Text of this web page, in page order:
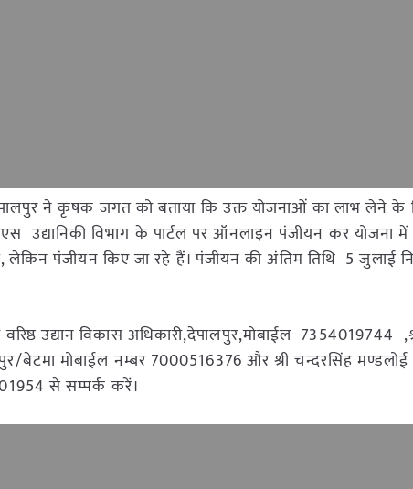
ने कृषक जगत को बताया कि उक्त योजनाओं का लाभ लेने के
उद्यानिकी विभाग के पार्टल पर ऑनलाइन पंजीयन कर योजना
पंजीयन किए जा रहे हैं। पंजीयन की अंतिम तिथि 5 जुलाई
उद्यान विकास अधिकारी,देपालपुर,मोबाईल 7354019744
बेटमा मोबाईल नम्बर 7000516376 और श्री चन्दरसिंह मण्डलोई
से सम्पर्क करें।